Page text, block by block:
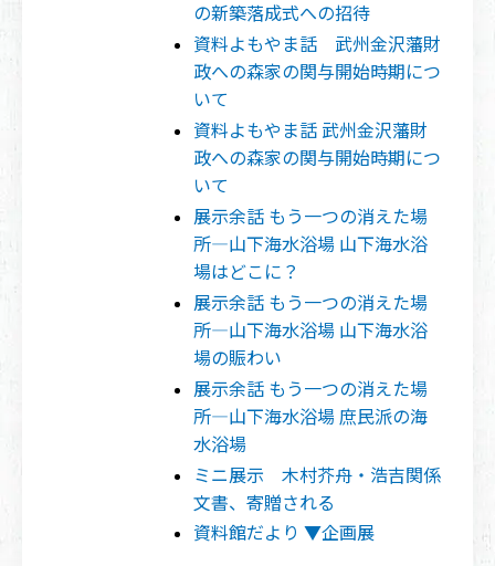
の新築落成式への招待
資料よもやま話 武州金沢藩財
政への森家の関与開始時期につ
いて
資料よもやま話 武州金沢藩財
政への森家の関与開始時期につ
いて
展示余話 もう一つの消えた場
所―山下海水浴場 山下海水浴
場はどこに？
展示余話 もう一つの消えた場
所―山下海水浴場 山下海水浴
場の賑わい
展示余話 もう一つの消えた場
所―山下海水浴場 庶民派の海
水浴場
ミニ展示 木村芥舟・浩吉関係
文書、寄贈される
資料館だより ▼企画展